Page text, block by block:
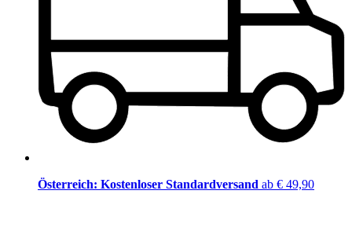
Österreich: Kostenloser Standardversand ab € 49,90